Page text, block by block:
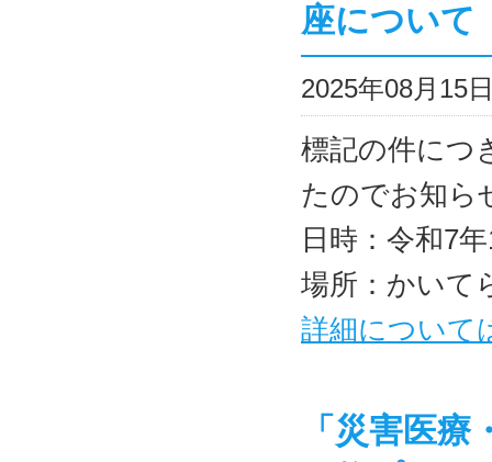
座について
2025年08月15
標記の件につ
たのでお知ら
日時：令和7
場所：かいて
詳細について
「災害医